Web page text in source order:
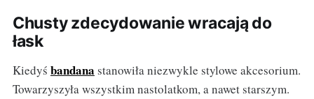
Chusty zdecydowanie wracają do
łask
Kiedyś bandana stanowiła niezwykle stylowe akcesorium.
Towarzyszyła wszystkim nastolatkom, a nawet starszym.